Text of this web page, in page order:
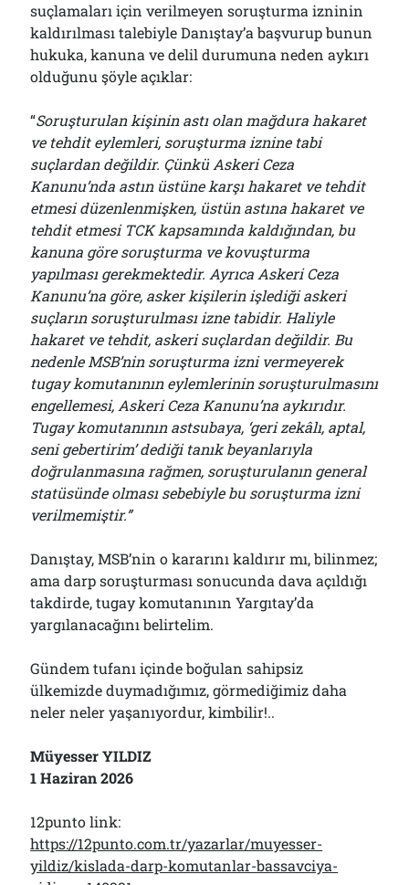
suçlamaları için verilmeyen soruşturma izninin
kaldırılması talebiyle Danıştay’a başvurup bunun
hukuka, kanuna ve delil durumuna neden aykırı
olduğunu şöyle açıklar:
“Soruşturulan kişinin astı olan mağdura hakaret
ve tehdit eylemleri, soruşturma iznine tabi
suçlardan değildir. Çünkü Askeri Ceza
Kanunu’nda astın üstüne karşı hakaret ve tehdit
etmesi düzenlenmişken, üstün astına hakaret ve
tehdit etmesi TCK kapsamında kaldığından, bu
kanuna göre soruşturma ve kovuşturma
yapılması gerekmektedir. Ayrıca Askeri Ceza
Kanunu’na göre, asker kişilerin işlediği askeri
suçların soruşturulması izne tabidir. Haliyle
hakaret ve tehdit, askeri suçlardan değildir. Bu
nedenle MSB’nin soruşturma izni vermeyerek
tugay komutanının eylemlerinin soruşturulmasını
engellemesi, Askeri Ceza Kanunu’na aykırıdır.
Tugay komutanının astsubaya, ‘geri zekâlı, aptal,
seni gebertirim’ dediği tanık beyanlarıyla
doğrulanmasına rağmen, soruşturulanın general
statüsünde olması sebebiyle bu soruşturma izni
verilmemiştir.”
Danıştay, MSB’nin o kararını kaldırır mı, bilinmez;
ama darp soruşturması sonucunda dava açıldığı
takdirde, tugay komutanının Yargıtay’da
yargılanacağını belirtelim.
Gündem tufanı içinde boğulan sahipsiz
ülkemizde duymadığımız, görmediğimiz daha
neler neler yaşanıyordur, kimbilir!..
Müyesser YILDIZ
1 Haziran 2026
12punto link:
https://12punto.com.tr/yazarlar/muyesser-
yildiz/kislada-darp-komutanlar-bassavciya-